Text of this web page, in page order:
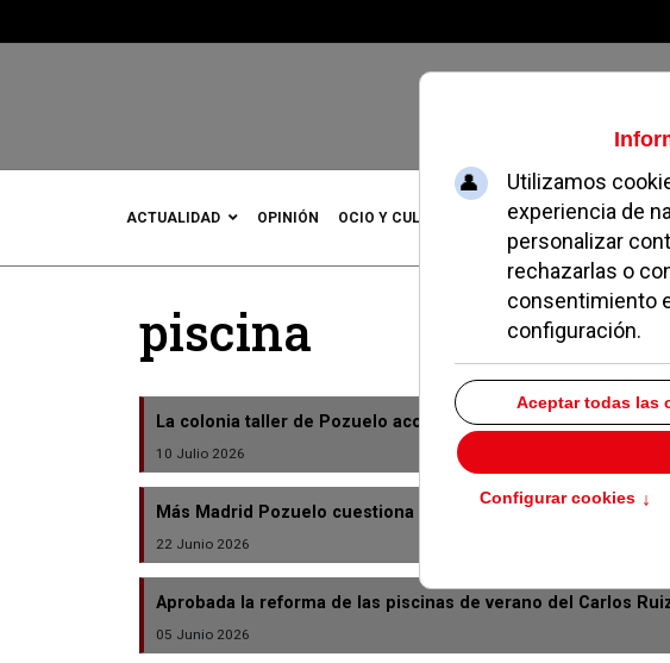
ACTUALIDAD OPINIÓN OCIO Y CULTURA DEPORTES MADRID
piscina
La colonia taller de Pozuelo acoge a más de 60 niños
10 Julio 2026
Más Madrid Pozuelo cuestiona el balance de legislatura de la
22 Junio 2026
Aprobada la reforma de las piscinas de verano del Carlos
05 Junio 2026